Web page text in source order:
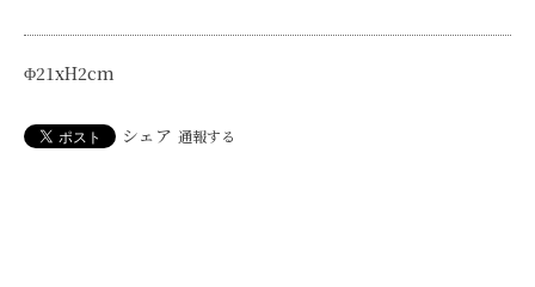
Φ21xH2cm
シェア 通報する